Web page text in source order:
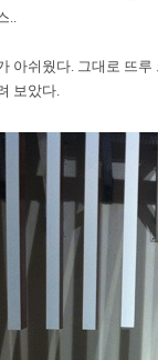
아쉬웠다. 그대로 뜨
보았다.